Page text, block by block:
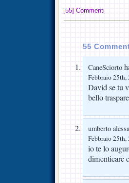
[55] Commenti
55
CaneSciorto
Febbraio 25th,
David se tu
bello
umberto
Febbraio 25th,
io te lo
dimenticare